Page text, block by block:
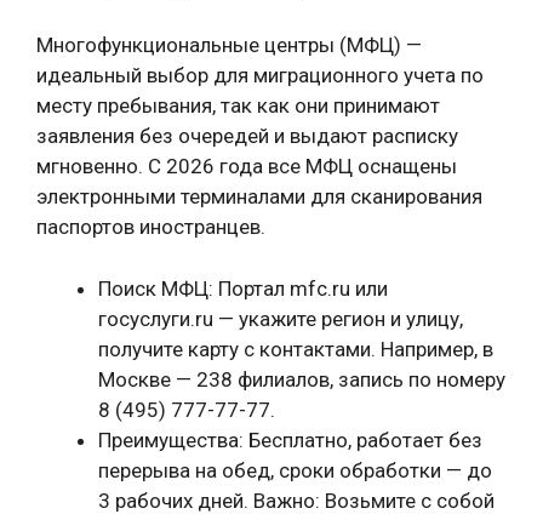
Многофункциональные центры (МФЦ) —
идеальный выбор для миграционного учета по
месту пребывания, так как они принимают
заявления без очередей и выдают расписку
мгновенно. С 2026 года все МФЦ оснащены
электронными терминалами для сканирования
паспортов иностранцев.
Поиск МФЦ: Портал mfc.ru или
госуслуги.ru — укажите регион и улицу,
получите карту с контактами. Например, в
Москве — 238 филиалов, запись по номеру
8 (495) 777-77-77.
Преимущества: Бесплатно, работает без
перерыва на обед, сроки обработки — до
3 рабочих дней. Важно: Возьмите с собой